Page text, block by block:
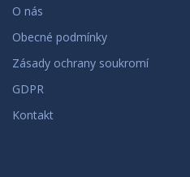
O nás
Obecné podmínky
Zásady ochrany soukromí
GDPR
Kontakt